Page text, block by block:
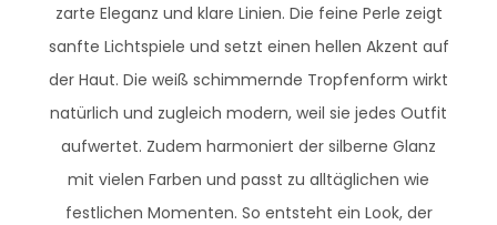
zarte Eleganz und klare Linien. Die feine Perle zeigt
sanfte Lichtspiele und setzt einen hellen Akzent auf
der Haut. Die weiß schimmernde Tropfenform wirkt
natürlich und zugleich modern, weil sie jedes Outfit
aufwertet. Zudem harmoniert der silberne Glanz
mit vielen Farben und passt zu alltäglichen wie
festlichen Momenten. So entsteht ein Look, der